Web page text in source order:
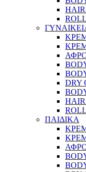
DRY
ΠΑΙΔΙΚΑ